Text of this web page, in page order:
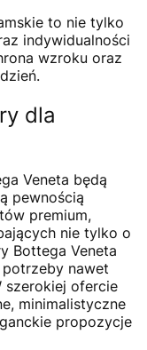
to nie tylko
indywidualności
wzroku oraz
dla
Veneta będą
pewnością
premium,
nie tylko o
Bottega Veneta
nawet
szerokiej ofercie
minimalistyczne
propozycje